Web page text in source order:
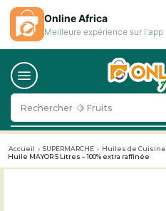
Rechercher 🥛 Milk
Accueil SUPERMARCHE Huiles de Cuisine
Huile MAYOR 5 Litres – 100% extra raffinée
Online Africa
Meilleure expérience sur l'app